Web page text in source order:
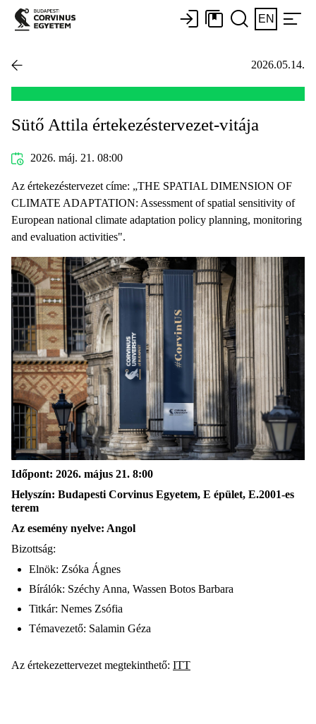
EN
2026.05.14.
Sütő Attila értekezéstervezet-vitája
2026. máj. 21. 08:00
Az értekezéstervezet címe: „THE SPATIAL DIMENSION OF
CLIMATE ADAPTATION: Assessment of spatial sensitivity of
European national climate adaptation policy planning, monitoring
and evaluation activities".
Időpont: 2026. május 21. 8:00
Helyszín: Budapesti Corvinus Egyetem, E épület, E.2001-es
terem
Az esemény nyelve: Angol
Bizottság:
Elnök: Zsóka Ágnes
Bírálók: Széchy Anna, Wassen Botos Barbara
Titkár: Nemes Zsófia
Témavezető: Salamin Géza
Az értekezettervezet megtekinthető: ITT